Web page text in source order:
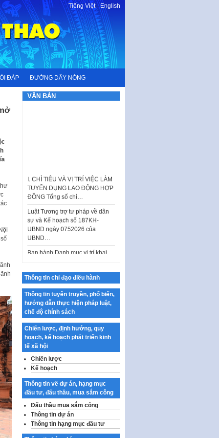
Tiếng Việt-English
ĐÁP ĐƯỜNG DÂY NÓNG
VĂN BẢN
ĐỒNG Tổng số chỉ…
Luật Tương trợ tư pháp về dân
UBND ngày 0752026 của
UBND…
Ban hành Danh mục vị trí khai
thành phố Hà Nội
chính luận về bảo vệ nền tảng tư
tưởng của Đảng…
Công bố công khai dự toán kinh
phí xây dựng pháp luật, hoàn
thiện thể chế, chính…
Quy định về nghiên cứu, ứng
dụng khoa học, công nghệ, đổi
mới sáng tạo và chuyển…
Quy định chi tiết và hướng dẫn
thi hành một số điều của Luật Lý
lịch tư…
Sửa đổi, bổ sung một số nội
dung tại Nghị quyết số 30/NQ-
CP ngày 24 tháng 02…
Ban hành Chương trình hành
Thông tin chỉ đạo điều hành
Thông tin tuyên truyền, phổ biến,
hướng dẫn thực hiện pháp luật,
chế độ chính sách
Chiến lược, định hướng, quy
hoạch, kế hoạch phát triển kinh
tế xã hội
Chiến lược
Kế hoạch
Thông tin về dự án, hạng mục
đầu tư, đấu thầu, mua sắm công
Đấu thầu mua sắm công
Thông tin dự án
Thông tin hạng mục đầu tư